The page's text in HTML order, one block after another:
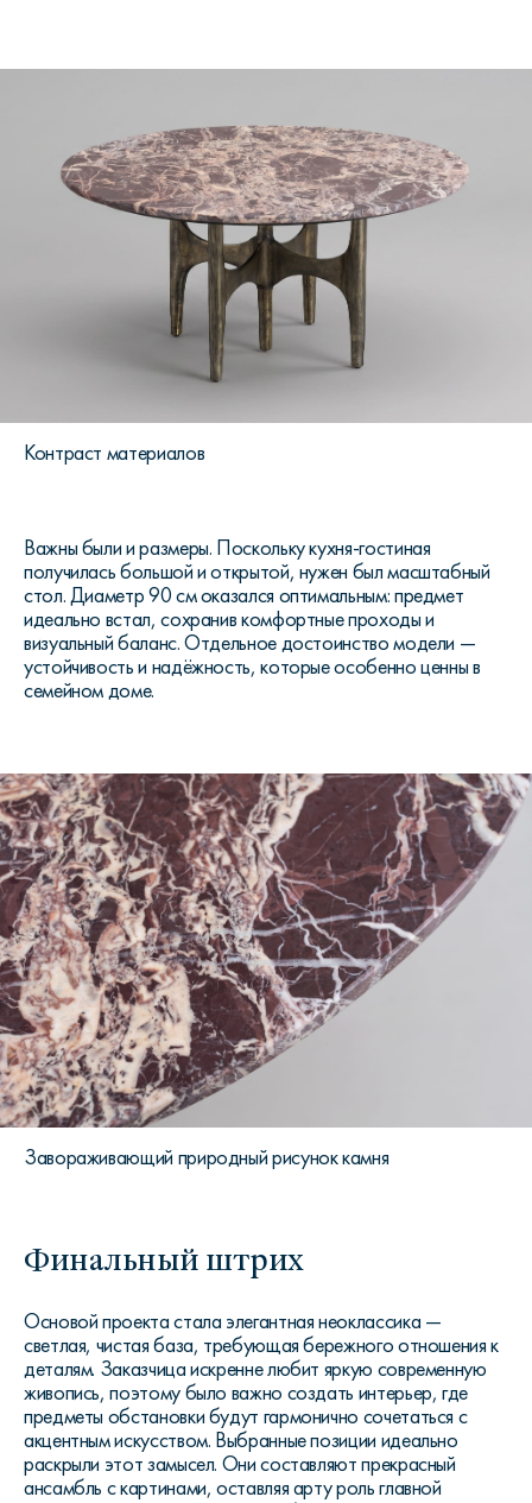
Контраст материалов
Важны были и размеры. Поскольку кухня-гостиная
получилась большой и открытой, нужен был масштабный
стол. Диаметр 90 см оказался оптимальным: предмет
идеально встал, сохранив комфортные проходы и
визуальный баланс. Отдельное достоинство модели —
устойчивость и надёжность, которые особенно ценны в
семейном доме.
Завораживающий природный рисунок камня
Финальный штрих
Основой проекта стала элегантная неоклассика —
светлая, чистая база, требующая бережного отношения к
деталям. Заказчица искренне любит яркую современную
живопись, поэтому было важно создать интерьер, где
предметы обстановки будут гармонично сочетаться с
акцентным искусством. Выбранные позиции идеально
раскрыли этот замысел. Они составляют прекрасный
ансамбль с картинами, оставляя арту роль главной